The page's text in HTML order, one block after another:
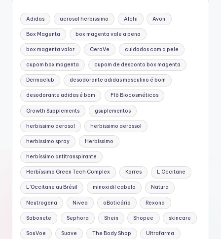
Adidas aerosol herbissimo Alchi Avon
Box Magenta box magenta vale a pena
box magenta valor CeraVe cuidados com a pele
cupom box magenta cupom de desconto box magenta
Dermaclub desodorante adidas masculino é bom
desodorante adidas é bom Flô Biocosméticos
Growth Supplements gsuplementos
herbissimo aerosol herbissimo aerossol
herbissimo spray Herbíssimo
herbíssimo antitranspirante
Herbíssimo Green Tech Complex Korres L'Occitane
L’Occitane au Brésil minoxidil cabelo Natura
Neutrogena Nivea oBoticário Rexona
Sabonete Sephora Shein Shopee skincare
SouVoe Suave The Body Shop Ultrafarma